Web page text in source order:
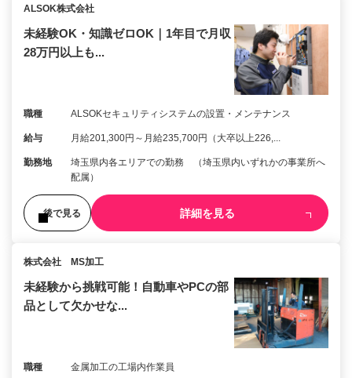
ALSOK株式会社
未経験OK・知識ゼロOK｜1年目で月収
28万円以上も...
職種 ALSOKセキュリティシステムの設置・メンテナンス
給与 月給201,300円～月給235,700円（大卒以上226,...
勤務地
埼玉県内各エリアでの勤務 （埼玉県内いずれかの事業所へ
配属）
後で見る 詳細を見る
株式会社 MS加工
未経験から挑戦可能！自動車やPCの部
品として欠かせな...
職種 金属加工の工場内作業員